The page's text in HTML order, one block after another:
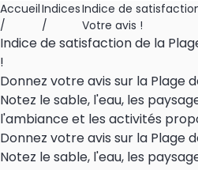
Accueil
/
Indices
/
Indice de
Votre avis !
Indice de satisfaction de la
!
Donnez votre avis sur la Plage
Notez le sable, l'eau, les
l'ambiance et les activités
Donnez votre avis sur la Plage
Notez le sable, l'eau, les